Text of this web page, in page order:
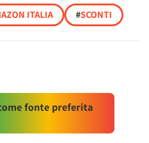
ITALIA #SCONTI
fonte preferita